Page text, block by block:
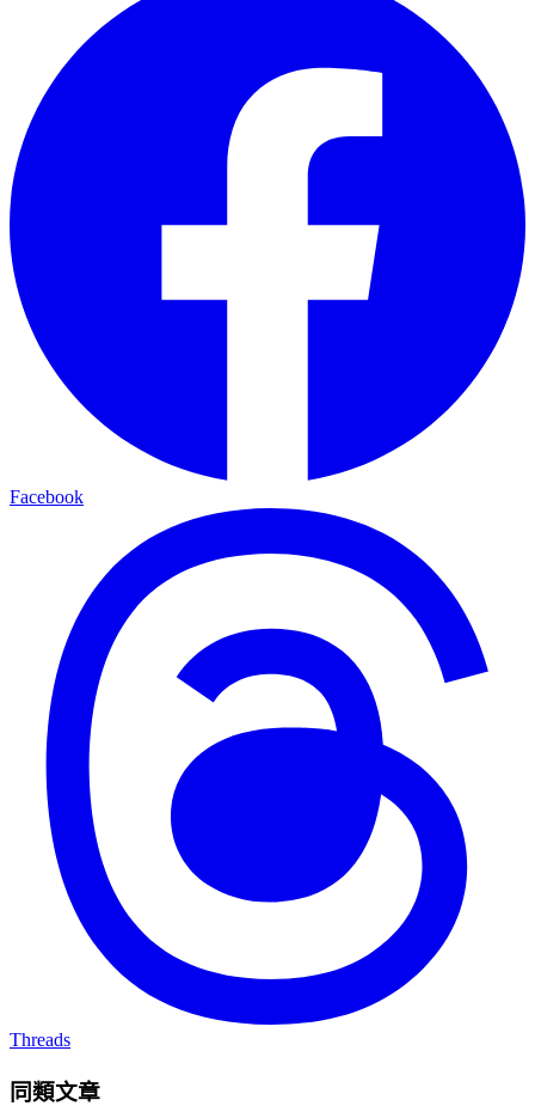
Facebook
Threads
同類文章